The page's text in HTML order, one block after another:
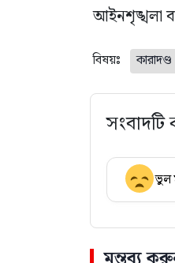
আইনশৃঙ্খলা
বিষয়ঃ কারাদণ্ড
ভুল